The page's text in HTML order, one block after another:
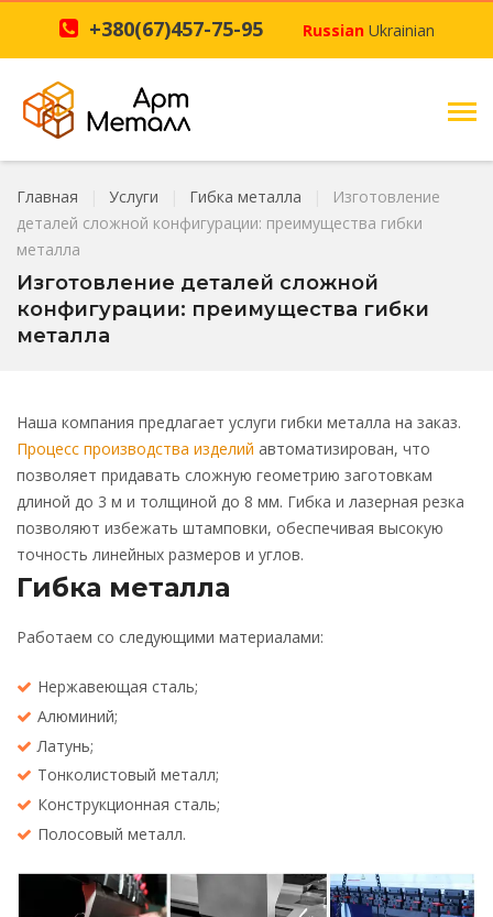
+380(67)457-75-95 Russian Ukrainian
Главная Услуги Гибка металла
Изготовление
деталей сложной конфигурации: преимущества гибки
металла
Изготовление деталей сложной
конфигурации: преимущества гибки
металла
Наша компания предлагает услуги гибки металла на заказ.
Процесс производства изделий автоматизирован, что
позволяет придавать сложную геометрию заготовкам
длиной до 3 м и толщиной до 8 мм. Гибка и лазерная резка
позволяют избежать штамповки, обеспечивая высокую
точность линейных размеров и углов.
Гибка металла
Работаем со следующими материалами:
Нержавеющая сталь;
Алюминий;
Латунь;
Тонколистовый металл;
Конструкционная сталь;
Полосовый металл.